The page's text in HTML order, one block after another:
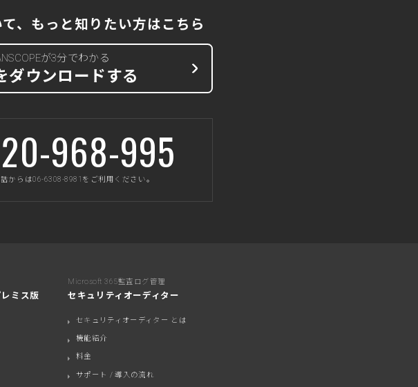
て、もっと知りたい方はこちら
が3分でわかる
ダウンロードする
968-995
からは06-6308-8981をご利用ください。
ミス版
Microsoft 365監査ログ管理
セキュリティオーディター
セキュリティオーディター とは
機能紹介
料金
サポート / 導入の流れ